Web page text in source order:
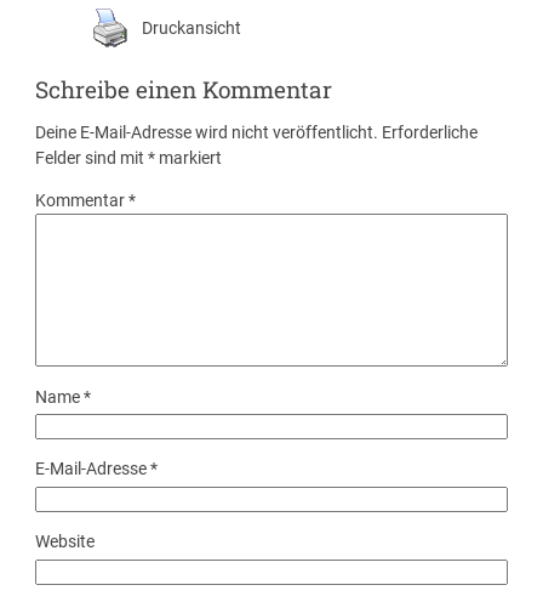
Druckansicht
Schreibe einen Kommentar
Deine E-Mail-Adresse wird nicht veröffentlicht. Erforderliche
Felder sind mit* markiert
Kommentar*
Name*
E-Mail-Adresse*
Website